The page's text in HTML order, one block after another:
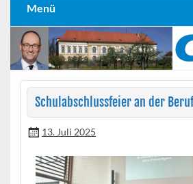
Menü
Schulabschlussfeier an der
13. Juli 2025